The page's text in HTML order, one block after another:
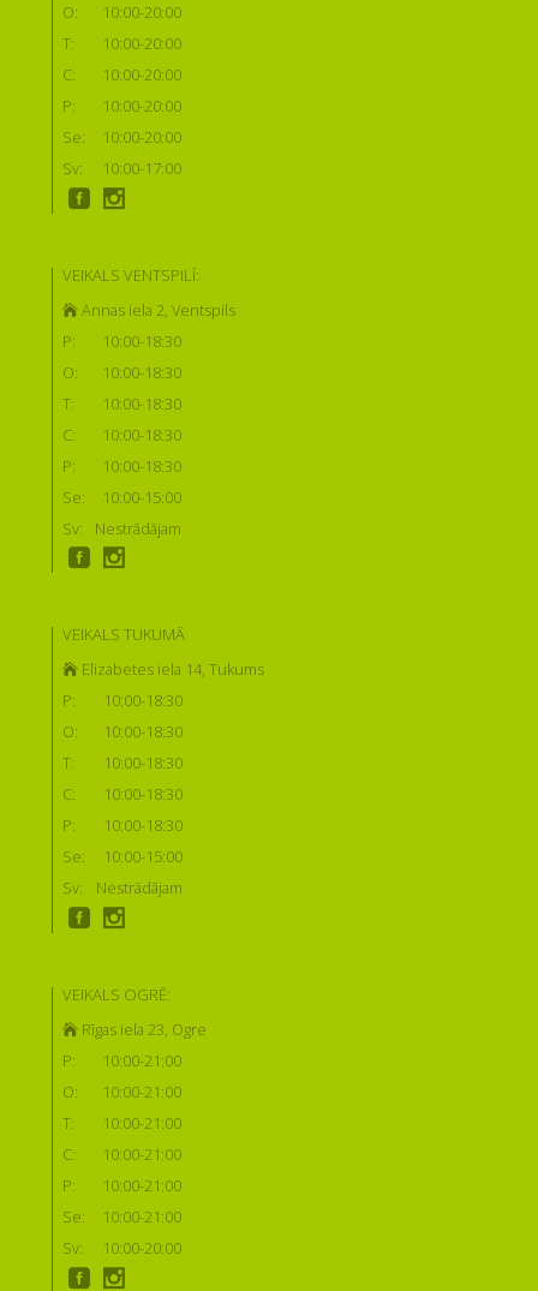
O:
10:00-20:00
T:
10:00-20:00
C:
10:00-20:00
P:
10:00-20:00
Se:
10:00-20:00
Sv:
10:00-17:00
VEIKALS VENTSPILĪ:
Annas iela 2, Ventspils
P:
10:00-18:30
O:
10:00-18:30
T:
10:00-18:30
C:
10:00-18:30
P:
10:00-18:30
Se:
10:00-15:00
Sv:
Nestrādājam
VEIKALS TUKUMĀ
Elizabetes iela 14, Tukums
P:
10:00-18:30
O:
10:00-18:30
T:
10:00-18:30
C:
10:00-18:30
P:
10:00-18:30
Se:
10:00-15:00
Sv:
Nestrādājam
VEIKALS OGRĒ:
Rīgas iela 23, Ogre
P:
10:00-21:00
O:
10:00-21:00
T:
10:00-21:00
C:
10:00-21:00
P:
10:00-21:00
Se:
10:00-21:00
Sv:
10:00-20:00